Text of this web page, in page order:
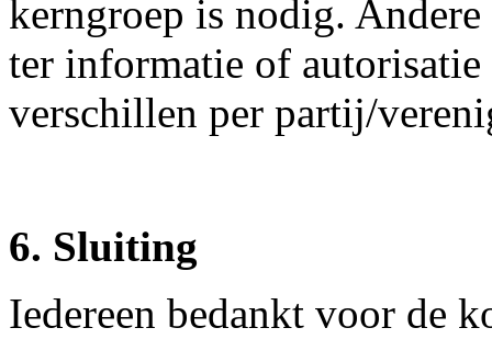
kerngroep is nodig.
ter informatie of
verschillen per partij/
6. Sluiting
Iedereen bedankt voor de